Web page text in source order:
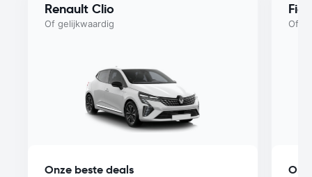
Renault Clio
Of gelijkwaardig
Onze beste deals
Of